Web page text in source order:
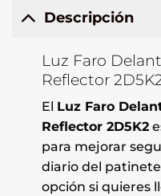
Descripción
Luz Faro
Reflector
El Luz Faro
Reflector 2D5K2
para mejorar
diario del
opción si quieres